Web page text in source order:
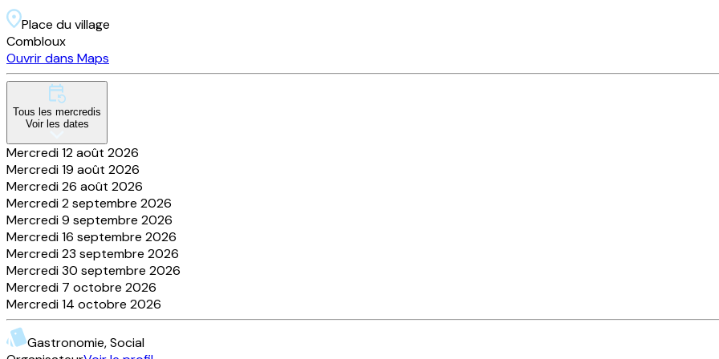
Place du village
Combloux
Ouvrir dans Maps
Tous les mercredis
Voir les dates
Mercredi 12 août 2026
Mercredi 19 août 2026
Mercredi 26 août 2026
Mercredi 2 septembre 2026
Mercredi 9 septembre 2026
Mercredi 16 septembre 2026
Mercredi 23 septembre 2026
Mercredi 30 septembre 2026
Mercredi 7 octobre 2026
Mercredi 14 octobre 2026
Gastronomie, Social